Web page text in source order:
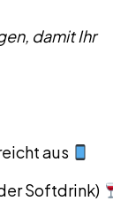
damit Ihr
aus
Softdrink)